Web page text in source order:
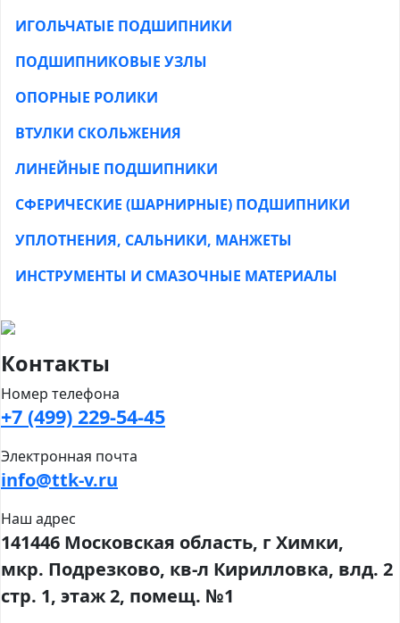
ИГОЛЬЧАТЫЕ ПОДШИПНИКИ
ПОДШИПНИКОВЫЕ УЗЛЫ
ОПОРНЫЕ РОЛИКИ
ВТУЛКИ СКОЛЬЖЕНИЯ
ЛИНЕЙНЫЕ ПОДШИПНИКИ
СФЕРИЧЕСКИЕ (ШАРНИРНЫЕ) ПОДШИПНИКИ
УПЛОТНЕНИЯ, САЛЬНИКИ, МАНЖЕТЫ
ИНСТРУМЕНТЫ И СМАЗОЧНЫЕ МАТЕРИАЛЫ
Контакты
Номер телефона
+7 (499) 229-54-45
Электронная почта
info@ttk-v.ru
Наш адрес
141446 Московская область, г Химки,
мкр. Подрезково, кв-л Кирилловка, влд. 2
стр. 1, этаж 2, помещ. №1